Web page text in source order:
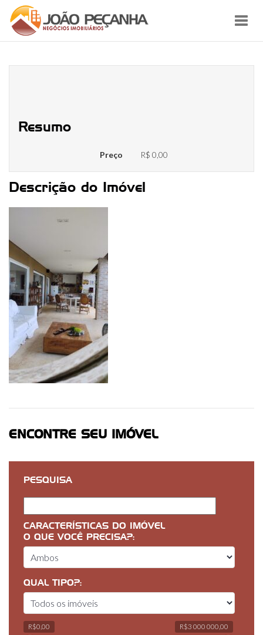
Resumo
Preço R$ 0,00
Descrição do Imóvel
ENCONTRE SEU IMÓVEL
PESQUISA
CARACTERÍSTICAS DO IMÓVEL
O QUE VOCÊ PRECISA?:
QUAL TIPO?:
R$0,00 R$3 000 000,00